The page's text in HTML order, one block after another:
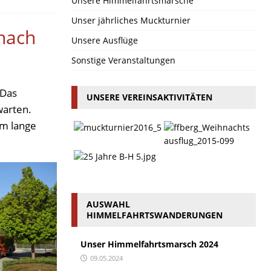
lange
Unser jährliches Muckturnier
Unsere Ausflüge
Sonstige Veranstaltungen
UNSERE VEREINSAKTIVITÄTEN
AUSWAHL
HIMMELFAHRTSWANDERUNGEN
Unser Himmelfahrtsmarsch 2024
09.05.2024